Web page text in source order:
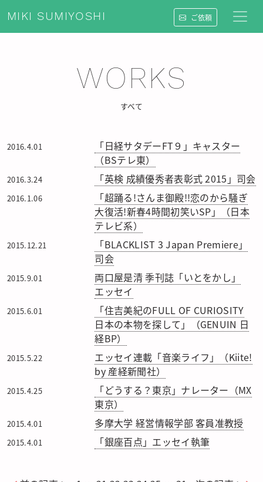
MIKI SUMIYOSHI ご依頼
WORKS
すべて
2016.4.01
「日経サタデーFT９」キャスター
（BSテレ東）
2016.3.24 「英検 成績優秀者表彰式 2015」司会
2016.1.06
「超踊る!さんま御殿!!恋のから騒ぎ
大復活!新春4時間初笑いSP」（日本
テレビ系）
2015.12.21
「BLACKLIST 3 Japan Premiere」
司会
2015.9.01
両口屋是清 季刊誌「いとをかし」
エッセイ
2015.6.01
「住吉美紀のFULL OF CURIOSITY
日本の本物を探して」（GENUIN 日
経BP）
2015.5.22
エッセイ連載「音楽ライフ」（Kiite!
by 産経新聞社）
2015.4.25
「どうする？東京」ナレーター（MX
東京）
2015.4.01 多摩大学 経営情報学部 客員准教授
2015.4.01 「銀座百点」エッセイ執筆